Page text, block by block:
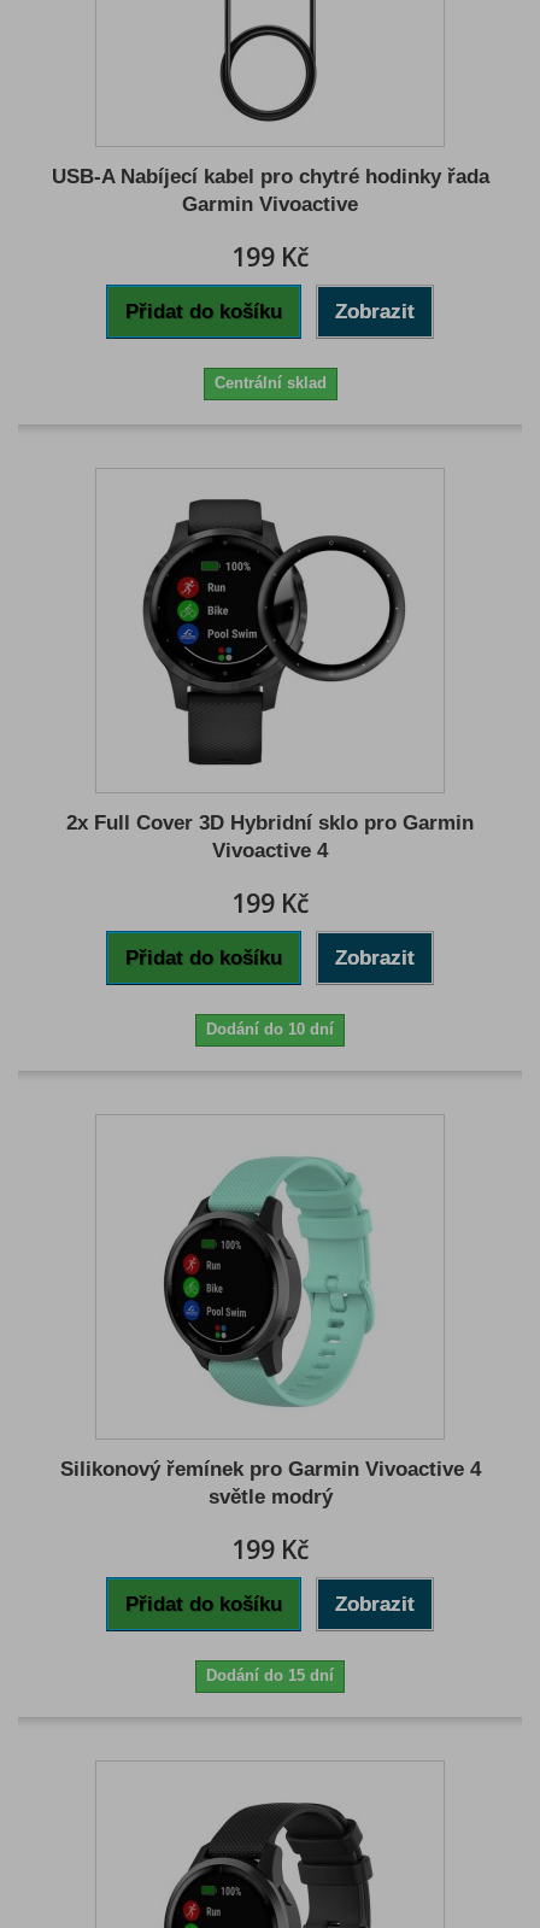
USB-A Nabíjecí kabel pro chytré hodinky řada
Garmin Vivoactive
199 Kč
Přidat do košíku Zobrazit
Centrální sklad
2x Full Cover 3D Hybridní sklo pro Garmin
Vivoactive 4
199 Kč
Přidat do košíku Zobrazit
Dodání do 10 dní
Silikonový řemínek pro Garmin Vivoactive 4
světle modrý
199 Kč
Přidat do košíku Zobrazit
Dodání do 15 dní